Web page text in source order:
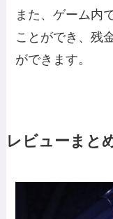
また、ゲーム内
ことができ、残
ができます。
レビューまと